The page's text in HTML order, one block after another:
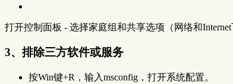
打开控制面板 - 选择家庭组和共享选项（网络和
3、排除三方软件或服务
按Win键+R，输入msconfig，打开系统配置。